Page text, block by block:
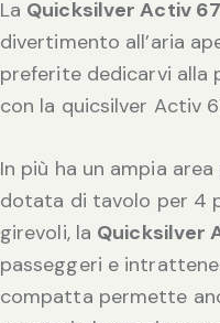
La Quicksilver Activ
divertimento all’aria
preferite dedicarvi alla
con la quicsilver Activ
In più ha un ampia
dotata di tavolo per 4
girevoli, la Quicksilver
passeggeri e
compatta permette